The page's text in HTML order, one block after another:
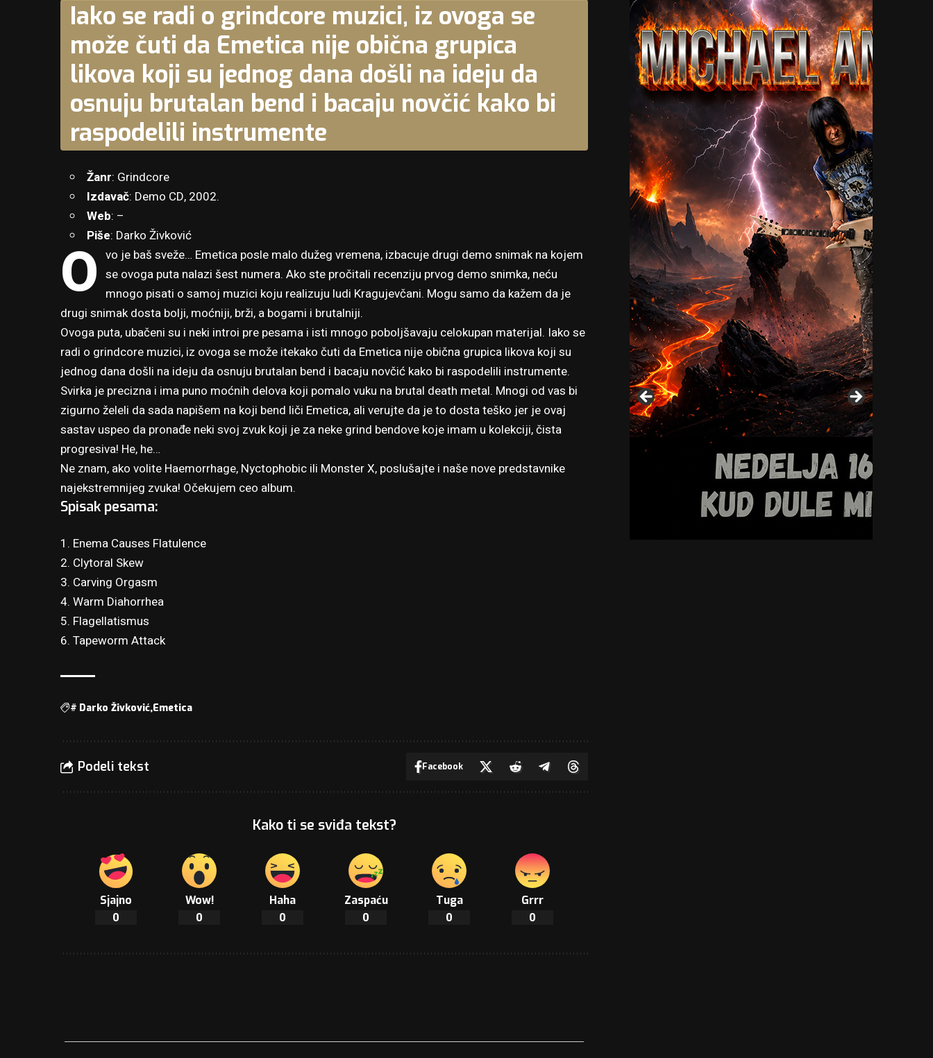
Iako se radi o grindcore muzici, iz ovoga se
može čuti da Emetica nije obična grupica
likova koji su jednog dana došli na ideju da
osnuju brutalan bend i bacaju novčić kako bi
raspodelili instrumente
Žanr: Grindcore
Izdavač: Demo CD, 2002.
Web: –
Piše: Darko Živković
O vo je baš sveže… Emetica posle malo dužeg vremena, izbacuje drugi demo snimak na kojem
se ovoga puta nalazi šest numera. Ako ste pročitali recenziju prvog demo snimka, neću
mnogo pisati o samoj muzici koju realizuju ludi Kragujevčani. Mogu samo da kažem da je
drugi snimak dosta bolji, moćniji, brži, a bogami i brutalniji.
Ovoga puta, ubačeni su i neki introi pre pesama i isti mnogo poboljšavaju celokupan materijal. Iako se
radi o grindcore muzici, iz ovoga se može itekako čuti da Emetica nije obična grupica likova koji su
jednog dana došli na ideju da osnuju brutalan bend i bacaju novčić kako bi raspodelili instrumente.
Svirka je precizna i ima puno moćnih delova koji pomalo vuku na brutal death metal. Mnogi od vas bi
zigurno želeli da sada napišem na koji bend liči Emetica, ali verujte da je to dosta teško jer je ovaj
sastav uspeo da pronađe neki svoj zvuk koji je za neke grind bendove koje imam u kolekciji, čista
progresiva! He, he…
Ne znam, ako volite Haemorrhage, Nyctophobic ili Monster X, poslušajte i naše nove predstavnike
najekstremnijeg zvuka! Očekujem ceo album.
Spisak pesama:
1. Enema Causes Flatulence
2. Clytoral Skew
3. Carving Orgasm
4. Warm Diahorrhea
5. Flagellatismus
6. Tapeworm Attack
# Darko Živković Emetica
Podeli tekst Facebook
Kako ti se sviđa tekst?
Sjajno
0
Wow!
0
Haha
0
Zaspaću
0
Tuga
0
Grrr
0